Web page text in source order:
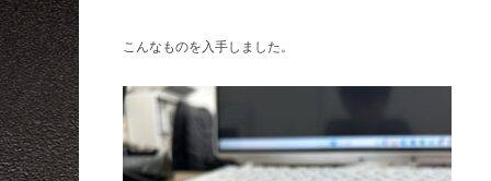
こんなものを入手しました。